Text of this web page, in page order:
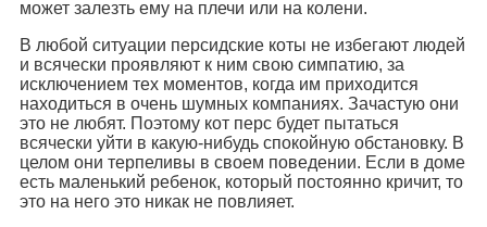
может залезть ему на плечи или на колени.
В любой ситуации персидские коты не избегают людей
и всячески проявляют к ним свою симпатию, за
исключением тех моментов, когда им приходится
находиться в очень шумных компаниях. Зачастую они
это не любят. Поэтому кот перс будет пытаться
всячески уйти в какую-нибудь спокойную обстановку. В
целом они терпеливы в своем поведении. Если в доме
есть маленький ребенок, который постоянно кричит, то
это на него это никак не повлияет.